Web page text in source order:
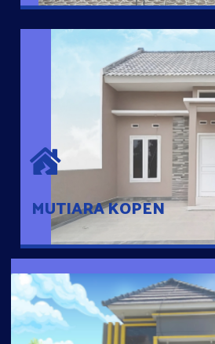
MUTIARA KOPEN
MUTIARA KOPEN
Hunian nyaman dengan suasana pedesaan.
kota, 2 menit dari Ring Road